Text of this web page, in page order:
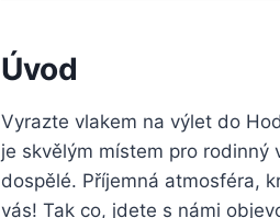
Úvod
Vyrazte vlakem na výlet do
je skvělým místem pro
dospělé. Příjemná atmosféra,
vás! Tak co, jdete s námi